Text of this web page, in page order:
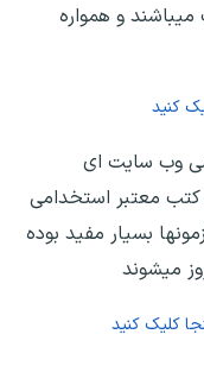
و همواره
کنید
وب سایت ای
کتب معتبر استخدامی
بسیار مفید بوده
میشوند
کلیک کنید